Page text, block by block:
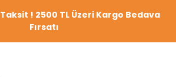
! 2500 TL Üzeri Kargo Bedava
Fırsatı